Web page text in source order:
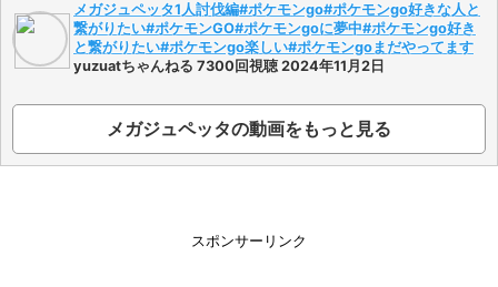
メガジュペッタ1人討伐編#ポケモンgo#ポケモンgo好きな人と
繋がりたい#ポケモンGO#ポケモンgoに夢中#ポケモンgo好き
と繋がりたい#ポケモンgo楽しい#ポケモンgoまだやってます
yuzuatちゃんねる 7300回視聴 2024年11月2日
メガジュペッタの動画をもっと見る
スポンサーリンク